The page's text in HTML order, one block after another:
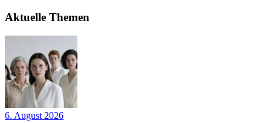
Aktuelle Themen
6. August 2026